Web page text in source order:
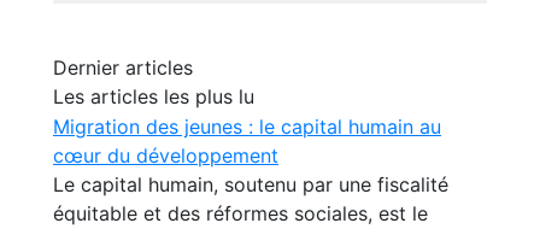
Dernier articles
Les articles les plus lu
Migration des jeunes : le capital humain au
cœur du développement
Le capital humain, soutenu par une fiscalité
équitable et des réformes sociales, est le